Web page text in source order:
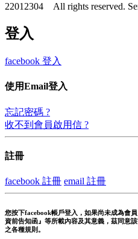
22012304 All rights reserved.
登入
facebook 登入
使用Email登入
忘記密碼 ?
收不到會員啟用信 ?
註冊
facebook 註冊 email 註冊
您按下facebook帳戶登入，如果尚未成為會
資前告知函』等所載內容及其意義，茲同意
之各種規則。